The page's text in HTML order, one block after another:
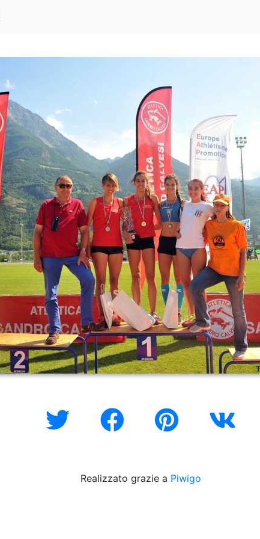
Realizzato grazie a Piwigo